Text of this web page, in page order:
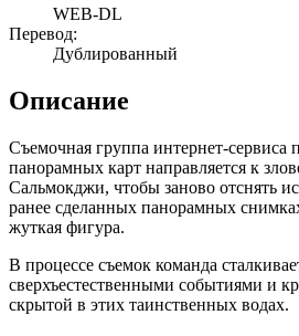
WEB-DL
Перевод:
Дублированный
Описание
Съемочная группа интернет-сервиса
панорамных карт направляется к
Сальмокджи, чтобы заново отснять
ранее сделанных панорамных
жуткая фигура.
В процессе съемок команда
сверхъестественными событиями и
скрытой в этих таинственных водах.